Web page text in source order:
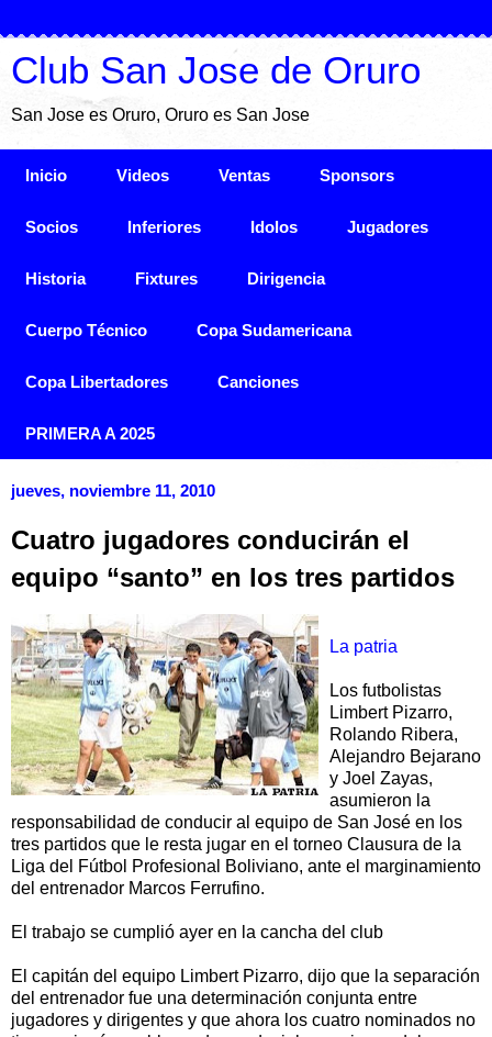
Club San Jose de Oruro
San Jose es Oruro, Oruro es San Jose
Inicio Videos Ventas Sponsors
Socios Inferiores Idolos Jugadores
Historia Fixtures Dirigencia
Cuerpo Técnico Copa Sudamericana
Copa Libertadores Canciones
PRIMERA A 2025
jueves, noviembre 11, 2010
Cuatro jugadores conducirán el
equipo “santo” en los tres partidos
La patria
Los futbolistas
Limbert Pizarro,
Rolando Ribera,
Alejandro Bejarano
y Joel Zayas,
asumieron la
responsabilidad de conducir al equipo de San José en los
tres partidos que le resta jugar en el torneo Clausura de la
Liga del Fútbol Profesional Boliviano, ante el marginamiento
del entrenador Marcos Ferrufino.
El trabajo se cumplió ayer en la cancha del club
El capitán del equipo Limbert Pizarro, dijo que la separación
del entrenador fue una determinación conjunta entre
jugadores y dirigentes y que ahora los cuatro nominados no